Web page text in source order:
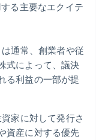
る主要なエクイテ
通常、創業者や従
式によって、議決
る利益の一部が提
家に対して発行さ
資産に対する優先